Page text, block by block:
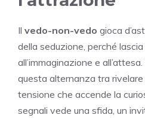
Il vedo-non-vedo gioca
della seduzione, perché
all’immaginazione e
questa alternanza tra
tensione che accende la
segnali vede una sfida, un